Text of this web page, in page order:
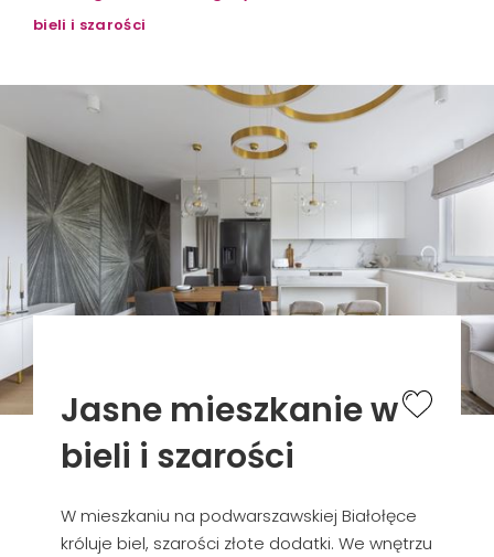
bieli i szarości
Jasne mieszkanie w
bieli i szarości
W mieszkaniu na podwarszawskiej Białołęce
króluje biel, szarości złote dodatki. We wnętrzu